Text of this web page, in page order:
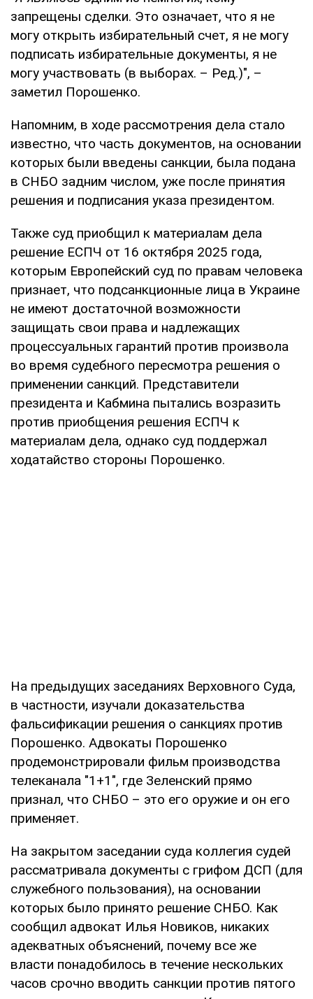
запрещены сделки. Это означает, что я не
могу открыть избирательный счет, я не могу
подписать избирательные документы, я не
могу участвовать (в выборах. – Ред.)", –
заметил Порошенко.
Напомним, в ходе рассмотрения дела стало
известно, что часть документов, на основании
которых были введены санкции, была подана
в СНБО задним числом, уже после принятия
решения и подписания указа президентом.
Также суд приобщил к материалам дела
решение ЕСПЧ от 16 октября 2025 года,
которым Европейский суд по правам человека
признает, что подсанкционные лица в Украине
не имеют достаточной возможности
защищать свои права и надлежащих
процессуальных гарантий против произвола
во время судебного пересмотра решения о
применении санкций. Представители
президента и Кабмина пытались возразить
против приобщения решения ЕСПЧ к
материалам дела, однако суд поддержал
ходатайство стороны Порошенко.
На предыдущих заседаниях Верховного Суда,
в частности, изучали доказательства
фальсификации решения о санкциях против
Порошенко. Адвокаты Порошенко
продемонстрировали фильм производства
телеканала "1+1", где Зеленский прямо
признал, что СНБО – это его оружие и он его
применяет.
На закрытом заседании суда коллегия судей
рассматривала документы с грифом ДСП (для
служебного пользования), на основании
которых было принято решение СНБО. Как
сообщил адвокат Илья Новиков, никаких
адекватных объяснений, почему все же
власти понадобилось в течение нескольких
часов срочно вводить санкции против пятого